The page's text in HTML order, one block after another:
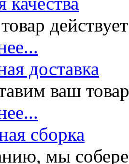
доставка
ваш
сборка
мы